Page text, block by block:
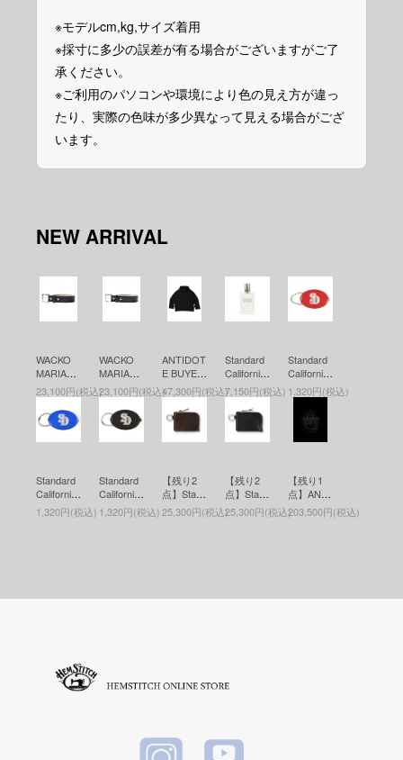
※モデルcm,kg,サイズ着用
※採寸に多少の誤差が有る場合がございますがご了
承ください。
※ご利用のパソコンや環境により色の見え方が違っ
たり、実際の色味が多少異なって見える場合がござ
います。
NEW ARRIVAL
WACKO
MARIA
(ワコマリ
ア) LEAT
HER BEL
T ( TYPE-
2 ) (レザ
23,100円(税込)
WACKO
MARIA
(ワコマリ
ア) LEAT
HER BEL
T ( TYPE-
1 ) (レザ
23,100円(税込)
ANTIDOT
E BUYER
S CLUB
(アンチド
ートバイ
ヤーズク
ラブ) ASI
versized
Cutoff Par
ka(カット
オフパー
47,300円(税込)
Standard
California
(スタンダ
ードカリ
フォルニ
ア) SD Fr
agrance
7,150円(税込)
Standard
California
(スタンダ
ードカリ
フォルニ
ア) SD Co
in Case
1,320円(税込)
Standard
California
(スタンダ
ードカリ
E
1,320円(税込)
Standard
California
(スタンダ
ードカリ
CK
1,320円(税込)
【残り2
点】Stand
ard Califor
nia(スタ
eather Wa
25,300円(税込)
【残り2
点】Stand
ard Califor
nia(スタ
eather Wa
25,300円(税込)
【残り1
点】ANTI
DOTE BU
YERS CL
ool Bag(M
203,500円(税込)